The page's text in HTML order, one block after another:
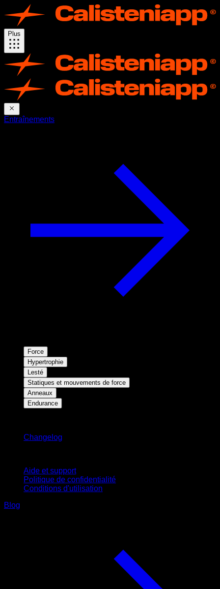
Plus
Entraînements
Force
Hypertrophie
Lesté
Statiques et mouvements de force
Anneaux
Endurance
Changelog
Aide et support
Politique de confidentialité
Conditions d'utilisation
Blog